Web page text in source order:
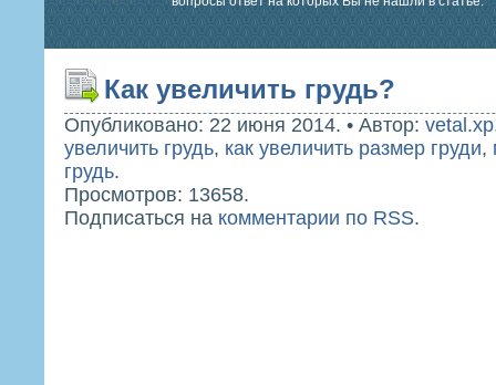
Как увеличить грудь?
Опубликовано: 22 июня 2014. • Автор: vetal.xp
увеличить грудь, как увеличить размер груди,
грудь.
Просмотров: 13658.
Подписаться на комментарии по RSS.